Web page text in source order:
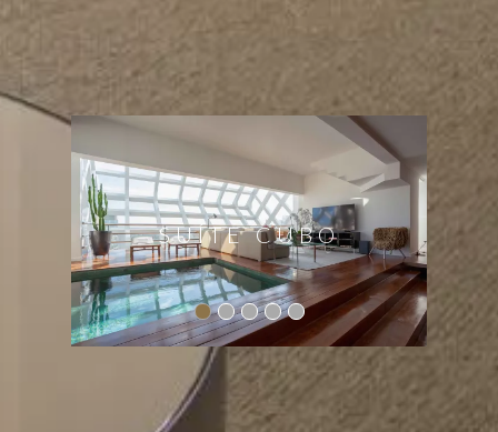
CONFIRA NOSSAS OUTRAS ACOMODAÇÕES
ACOMODAÇÕES
SUÍTE CUBO